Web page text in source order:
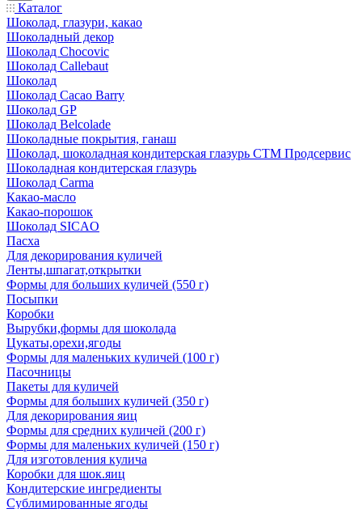
Каталог
Шоколад, глазури, какао
Шоколадный декор
Шоколад Chocovic
Шоколад Callebaut
Шоколад
Шоколад Cacao Barry
Шоколад GP
Шоколад Belcolade
Шоколадные покрытия, ганаш
Шоколад, шоколадная кондитерская глазурь СТМ Продсервис
Шоколадная кондитерская глазурь
Шоколад Carma
Какао-масло
Какао-порошок
Шоколад SICAO
Пасха
Для декорирования куличей
Ленты,шпагат,открытки
Формы для больших куличей (550 г)
Посыпки
Коробки
Вырубки,формы для шоколада
Цукаты,орехи,ягоды
Формы для маленьких куличей (100 г)
Пасочницы
Пакеты для куличей
Формы для больших куличей (350 г)
Для декорирования яиц
Формы для средних куличей (200 г)
Формы для маленьких куличей (150 г)
Для изготовления кулича
Коробки для шок.яиц
Кондитерские ингредиенты
Сублимированные ягоды